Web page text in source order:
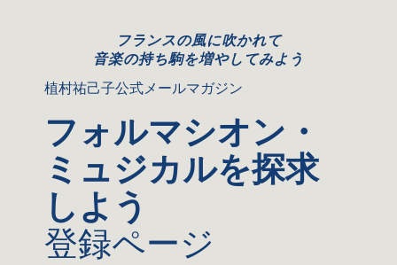
フランスの風に吹かれて
音楽の持ち駒を増やしてみよう
植村祐己子公式メールマガジン
フォルマシオン・
ミュジカルを探求
しよう
登録ページ